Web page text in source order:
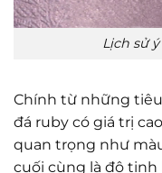
Lịch sử
Chính từ những
đá ruby có giá trị
quan trọng như
cuối cùng là độ tinh